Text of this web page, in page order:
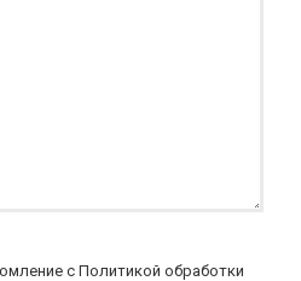
с Политикой обработки